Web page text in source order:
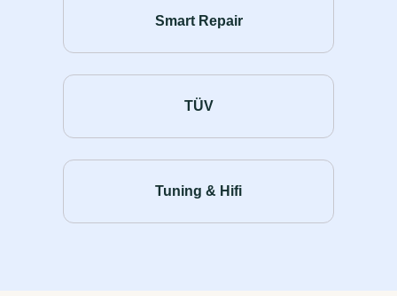
Smart Repair
TÜV
Tuning & Hifi